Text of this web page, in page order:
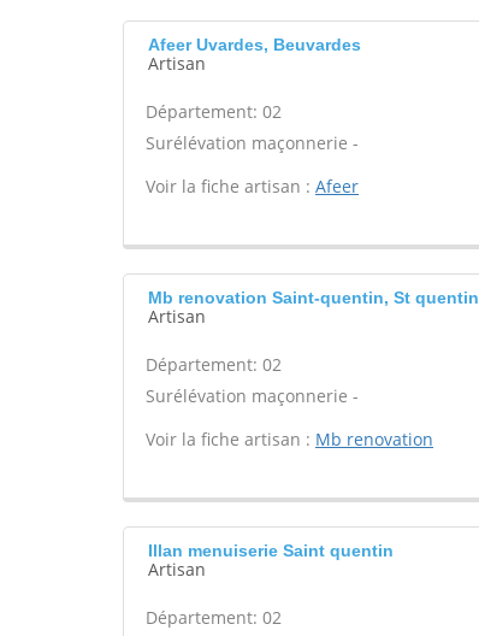
Afeer Uvardes, Beuvardes
Artisan
Département: 02
Surélévation maçonnerie -
Voir la fiche artisan : Afeer
Mb renovation Saint-quentin, St quentin
Artisan
Département: 02
Surélévation maçonnerie -
Voir la fiche artisan : Mb renovation
Illan menuiserie Saint quentin
Artisan
Département: 02